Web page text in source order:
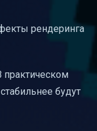
рендеринга
практическом
будут